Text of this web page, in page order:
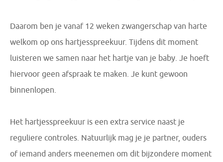
Daarom ben je vanaf 12 weken zwangerschap van harte
welkom op ons hartjesspreekuur. Tijdens dit moment
luisteren we samen naar het hartje van je baby. Je hoeft
hiervoor geen afspraak te maken. Je kunt gewoon
binnenlopen.
Het hartjesspreekuur is een extra service naast je
reguliere controles. Natuurlijk mag je je partner, ouders
of iemand anders meenemen om dit bijzondere moment